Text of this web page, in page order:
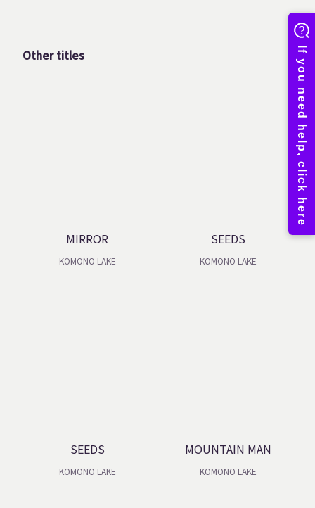
Other titles
MIRROR
KOMONO LAKE
SEEDS
KOMONO LAKE
SEEDS
KOMONO LAKE
MOUNTAIN MAN
KOMONO LAKE